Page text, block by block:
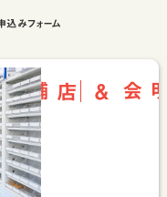
みフォーム
会社説明会＆